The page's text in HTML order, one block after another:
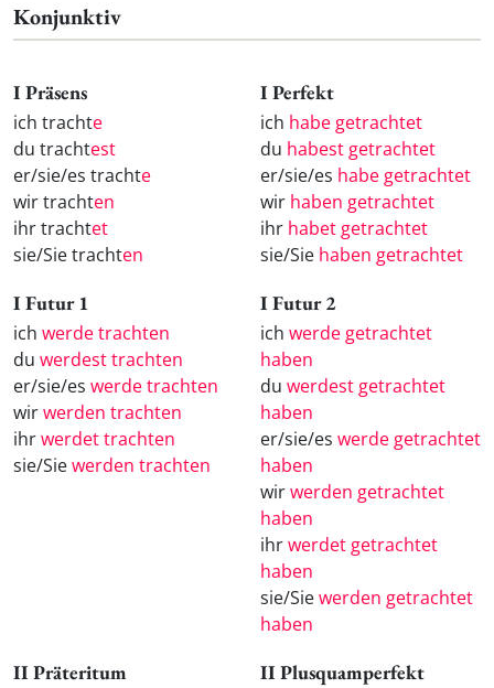
Konjunktiv
I Präsens
ich trachte
du trachtest
er/sie/es trachte
wir trachten
ihr trachtet
sie/Sie trachten
I Perfekt
ich habe getrachtet
du habest getrachtet
er/sie/es habe getrachtet
wir haben getrachtet
ihr habet getrachtet
sie/Sie haben getrachtet
I Futur 1
ich werde trachten
du werdest trachten
er/sie/es werde trachten
wirwerden trachten
ihrwerdet trachten
sie/Siewerden trachten
I Futur 2
ich werde getrachtet
haben
du werdest getrachtet
haben
er/sie/es werde getrachtet
haben
wirwerden getrachtet
haben
ihrwerdet getrachtet
haben
sie/Siewerden getrachtet
haben
II Präteritum II Plusquamperfekt